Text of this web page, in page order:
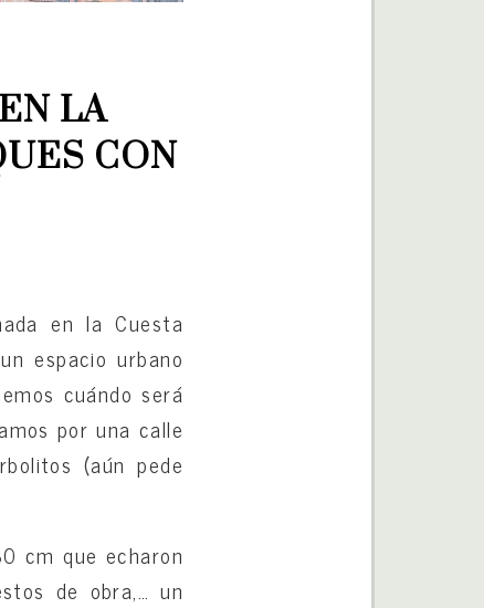
LA
CON
en la Cuesta
espacio urbano
cuándo será
por una calle
(aún pede
cm que echaron
de obra,… un